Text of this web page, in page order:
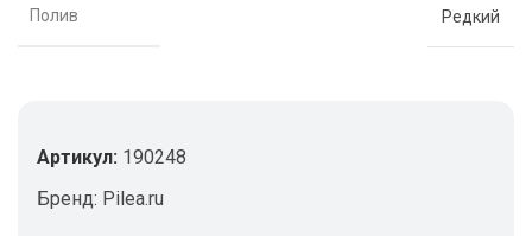
Полив Редкий
Артикул: 190248
Бренд: Pilea.ru